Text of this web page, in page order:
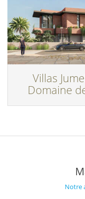
Villas
Domaine
Notre